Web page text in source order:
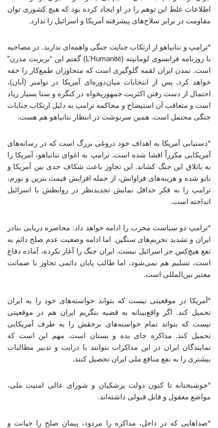
اطلاعات غلط این توهم را در او ایجاد کرده بود که هیچ کشوری توان
مقاومت در برابر سلاح‌های پیشرفته آمریکا و اسرائیل را ندارد.
*ترامپ و نتانیاهو از ارتکاب جنایت جنگی واهمه‌ای ندارند. در مصاحبه
با روزنامه فرانسوی لومانیته (L’Humanité) گفتم این “بربریت مدرن”
است. تمدن ایران لقمه گلوگیری است که متجاوزان طمع‌کار را خفه
خواهد کرد. پس از انتخابات میان‌دوره‌ای آمریکا در نوامبر (آبان)،
احتمال از دست رفتن اکثریت جمهوریخواه در کنگره و سنا بسیار زیاد
است و متعاقب آن استیضاح و محاکمه ترامپ به دلیل ارتکاب جنایات
جنگی محتمل است. همین سرنوشت در انتظار نتانیاهو هم هست.
*دستیابی آمریکا به اهداف خود دروغی بزرگ است که در رسانه‌های
آمریکایی مکرراً افشا شده است. ترامپ به اغوای نتانیاهو، آمریکا را
به باتلاق این جنگ کشاند. این تجاوز باعث شکاف جدی بین آمریکا و
ناتو شده و هزینه‌های فراوانش، از جمله افزایش قیمت بنزین و تورم،
ترامپ را به فکر حداقل نمایش تجدیدنظر در روابطش با اسرائیل
انداخته است.
*ترامپ دو سیاست مخرب را ادامه خواهد داد: محاصره دریایی بنادر
ایران و تشدید تحریم‌های سنگین. اما ادامه وضعیت عدم صلح دائم به
نفع هیچ‌کس جز اسرائیل نیست. ایران جنگ را آغاز نکرده، آماده دفاع
است، تسلیم هم نمی‌شود، اما طالب پایان دائمی تجاوز با ضمانت
معتبر بین‌المللی است.
*آمریکا در موقعیتی نیست که بتواند خواسته‌های خود را به ایران
تحمیل کند. اگر واقع‌بینانه به قضیه بنگریم ایران هم در موقعیتی
نیست که بتواند تمام خواسته‌های برحقش را به طرف آمریکایی
تحمیل کند. مذاکره جای بده و بستان است. مهم این است که
نمایندگان ایران در این مذاکرات بتوانند با درایت و تدبیر مطالبات
بیشتری را به نفع منافع ملی ایران تحصیل کنند.
*خوشبختانه تا کنون دولت پزشکیان و شورای عالی امنیت ملی،
مواضع معقول و قابل قبولی داشته‌اند.
*صداهایی که در داخل، مذاکره را مردود، پیمان صلح را خیانت و